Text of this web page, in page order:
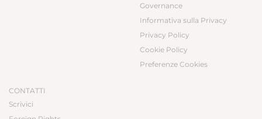
Governance
Informativa sulla Privacy
Privacy Policy
Cookie Policy
Preferenze Cookies
CONTATTI
Scrivici